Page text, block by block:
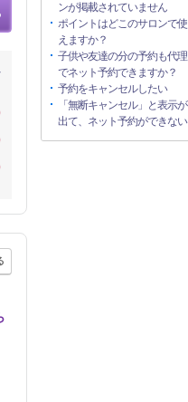
ンが掲載されていません
ポイントはどこのサロンで使
えますか？
子供や友達の分の予約も代理
でネット予約できますか？
予約をキャンセルしたい
「無断キャンセル」と表示が
出て、ネット予約ができない